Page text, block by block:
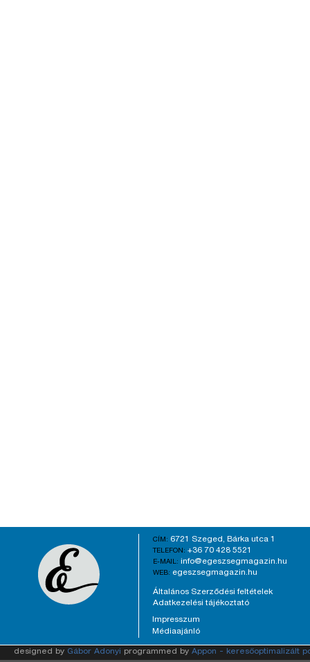
Impresszum
Médiaajánló
CÍM: 6721 Szeged, Bárka utca 1
TELEFON: +36 70 428 5521
E-MAIL: info@egeszsegmagazin.hu
WEB: egeszsegmagazin.hu
Általános Szerződési feltételek
Adatkezelési tájékoztató
designed by Gábor Adonyi programmed by Appon - keresőoptimalizált